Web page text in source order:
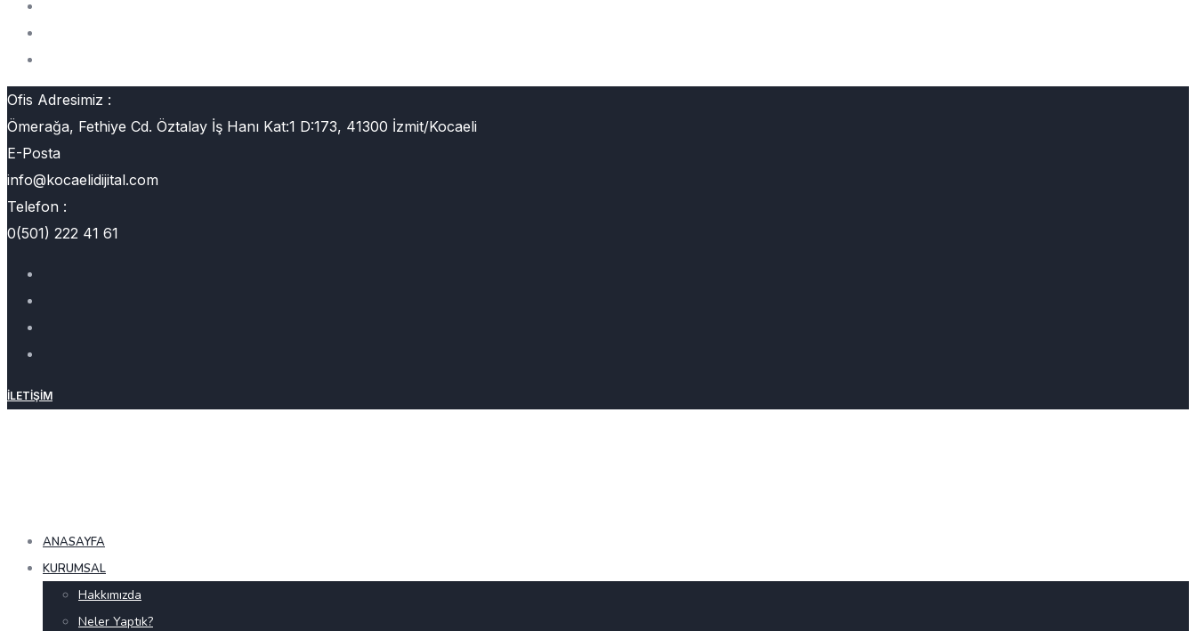
Ofis Adresimiz :
Ömerağa, Fethiye Cd. Öztalay İş Hanı Kat:1 D:173, 41300 İzmit/Kocaeli
E-Posta
info@kocaelidijital.com
Telefon :
0(501) 222 41 61
İLETIŞIM
ANASAYFA
KURUMSAL
Hakkımızda
Neler Yaptık?